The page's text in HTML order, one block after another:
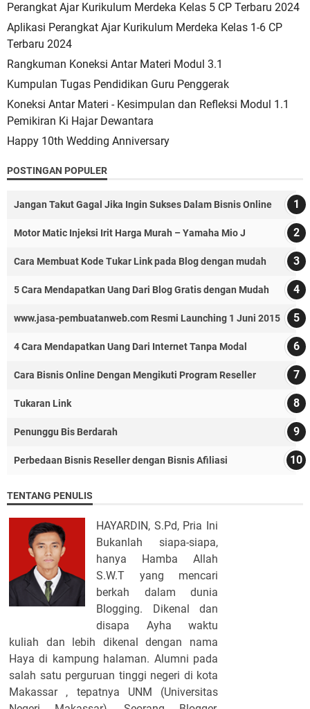
Perangkat Ajar Kurikulum Merdeka Kelas 5 CP Terbaru 2024
Aplikasi Perangkat Ajar Kurikulum Merdeka Kelas 1-6 CP
Terbaru 2024
Rangkuman Koneksi Antar Materi Modul 3.1
Kumpulan Tugas Pendidikan Guru Penggerak
Koneksi Antar Materi - Kesimpulan dan Refleksi Modul 1.1
Pemikiran Ki Hajar Dewantara
Happy 10th Wedding Anniversary
POSTINGAN POPULER
Jangan Takut Gagal Jika Ingin Sukses Dalam Bisnis Online
Motor Matic Injeksi Irit Harga Murah – Yamaha Mio J
Cara Membuat Kode Tukar Link pada Blog dengan mudah
5 Cara Mendapatkan Uang Dari Blog Gratis dengan Mudah
www.jasa-pembuatanweb.com Resmi Launching 1 Juni 2015
4 Cara Mendapatkan Uang Dari Internet Tanpa Modal
Cara Bisnis Online Dengan Mengikuti Program Reseller
Tukaran Link
Penunggu Bis Berdarah
Perbedaan Bisnis Reseller dengan Bisnis Afiliasi
TENTANG PENULIS
HAYARDIN, S.Pd, Pria Ini
Bukanlah siapa-siapa,
hanya Hamba Allah
S.W.T yang mencari
berkah dalam dunia
Blogging. Dikenal dan
disapa Ayha waktu
kuliah dan lebih dikenal dengan nama
Haya di kampung halaman. Alumni pada
salah satu perguruan tinggi negeri di kota
Makassar , tepatnya UNM (Universitas